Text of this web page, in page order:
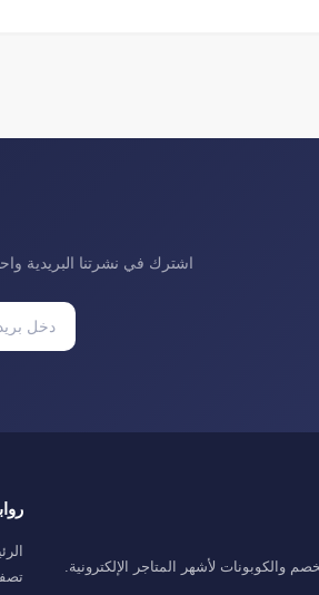
اشترك في نشرتنا البريدية
والكوبونات لأشهر المتاجر الإلكترونية.